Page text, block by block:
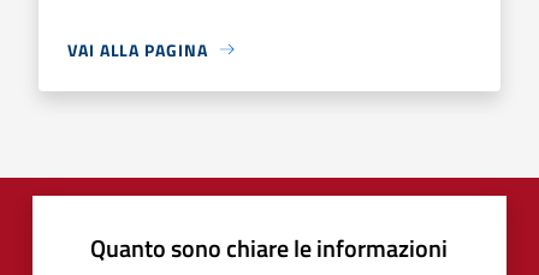
VAI ALLA PAGINA
Quanto sono chiare le informazioni